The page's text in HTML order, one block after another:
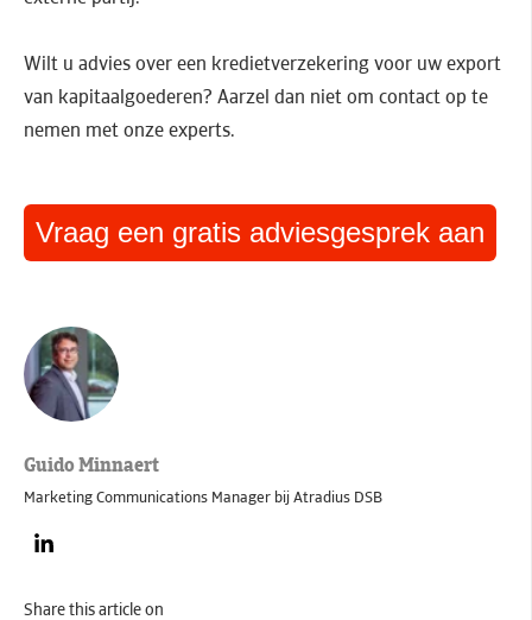
Wilt u advies over een kredietverzekering voor uw export
van kapitaalgoederen? Aarzel dan niet om contact op te
nemen met onze experts.
Vraag een gratis adviesgesprek aan
Guido Minnaert
Marketing Communications Manager bij Atradius DSB
Share this article on